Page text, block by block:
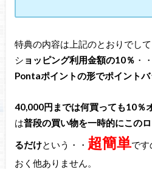
特典の内容は上記のとおりでして
シ ョッピング利用金額の10％ ・・
Pontaポイントの形でポイントバ
40,000円までは何買っても10％
は普段の買い物を一時的にこの
るだけという・・ 超簡単です
おく他ありません。